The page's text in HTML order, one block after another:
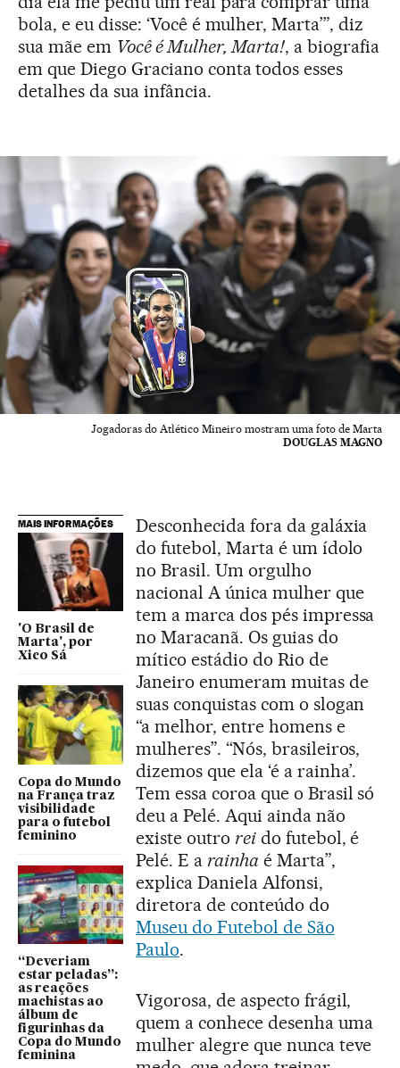
bola, e eu disse: ‘Você é mulher, Marta’”, diz
sua mãe em Você é Mulher, Marta!, a biografia
em que Diego Graciano conta todos esses
detalhes da sua infância.
Jogadoras do Atlético Mineiro mostram uma foto de Marta
DOUGLAS MAGNO
MAIS INFORMAÇÕES
'O Brasil de
Marta', por
Xico Sá
Copa do Mundo
na França traz
visibilidade
para o futebol
feminino
“Deveriam
estar peladas”:
as reações
machistas ao
álbum de
figurinhas da
Copa do Mundo
feminina
Desconhecida fora da galáxia
do futebol, Marta é um ídolo
no Brasil. Um orgulho
nacional A única mulher que
tem a marca dos pés impressa
no Maracanã. Os guias do
mítico estádio do Rio de
Janeiro enumeram muitas de
suas conquistas com o slogan
“a melhor, entre homens e
mulheres”. “Nós, brasileiros,
dizemos que ela ‘é a rainha’.
Tem essa coroa que o Brasil só
deu a Pelé. Aqui ainda não
existe outro reido futebol, é
Pelé. E a rainha é Marta”,
explica Daniela Alfonsi,
diretora de conteúdo do
Museu do Futebol de São
Paulo.
Vigorosa, de aspecto frágil,
quem a conhece desenha uma
mulher alegre que nunca teve